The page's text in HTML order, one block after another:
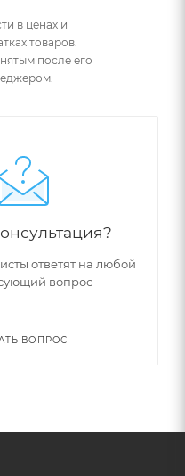
в ценах и
товаров.
после его
ответят на любой
вопрос
ВОПРОС